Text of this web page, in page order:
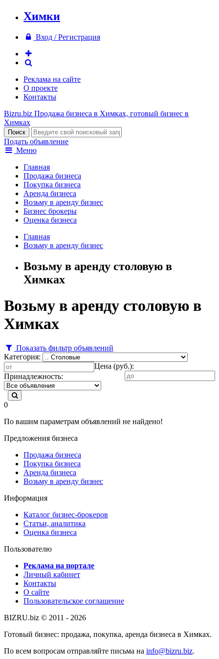
Химки
Вход / Регистрация
Реклама на сайте
О проекте
Контакты
Bizru.biz Продажа бизнеса в Химках, готовый бизнес в
Химках
Подать объявление
Меню
Главная
Продажа бизнеса
Покупка бизнеса
Аренда бизнеса
Возьму в аренду бизнес
Бизнес брокеры
Оценка бизнеса
Главная
Возьму в аренду бизнес
Возьму в аренду столовую в
Химках
Возьму в аренду столовую в
Химках
Показать фильтр объявлений
Категория:
Цена (руб.):
Принадлежность:
0
По вашим параметрам объявлений не найдено!
Предложения бизнеса
Продажа бизнеса
Покупка бизнеса
Аренда бизнеса
Возьму в аренду бизнес
Информация
Каталог бизнес-брокеров
Статьи, аналитика
Оценка бизнеса
Пользователю
Реклама на портале
Личный кабинет
Контакты
О сайте
Пользовательское соглашение
BIZRU.biz © 2011 - 2026
Готовый бизнес: продажа, покупка, аренда бизнеса в Химках.
По всем вопросам отправляйте письма на info@bizru.biz.